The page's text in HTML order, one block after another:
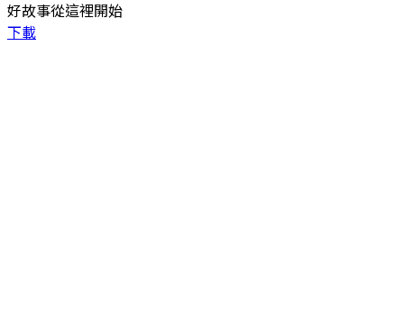
好故事從這裡開始
下載